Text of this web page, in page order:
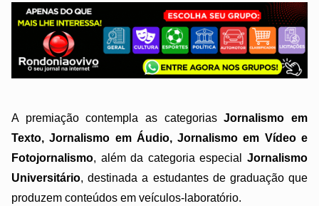
A premiação contempla as categoriasJornalismo em
Texto, Jornalismo em Áudio, Jornalismo em Vídeo e
Fotojornalismo, além da categoria especial Jornalismo
Universitário, destinada a estudantes de graduação que
produzem conteúdos em veículos-laboratório.